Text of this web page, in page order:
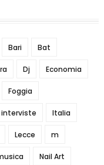
Bari Bat
Dj Economia
Foggia
interviste Italia
Lecce m
Nail Art